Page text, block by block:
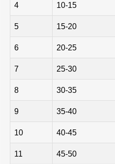
4 10-15
5 15-20
6 20-25
7 25-30
8 30-35
9 35-40
10 40-45
11 45-50